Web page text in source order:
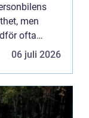
men
ofta
06 juli 2026